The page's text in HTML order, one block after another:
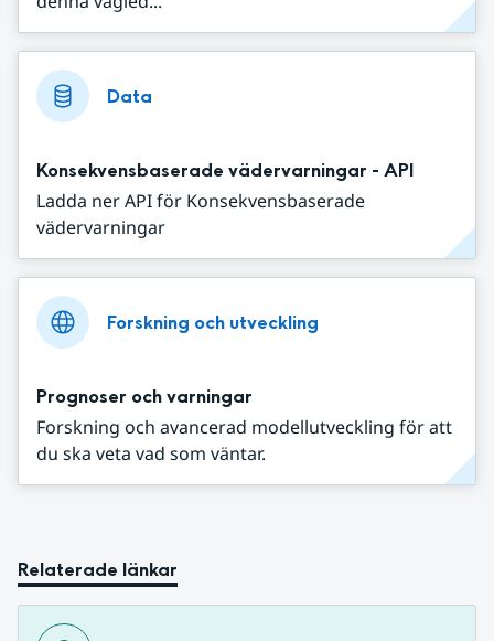
Data
Konsekvensbaserade vädervarningar - API
Ladda ner API för Konsekvensbaserade
vädervarningar
Forskning och utveckling
Prognoser och varningar
Forskning och avancerad modellutveckling för att
du ska veta vad som väntar.
Relaterade länkar